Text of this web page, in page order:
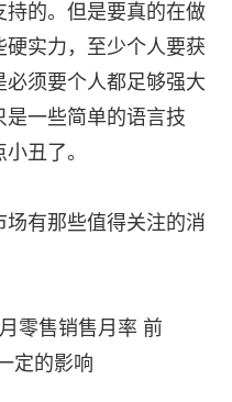
的。但是要真的在做
实力，至少个人要获
须要个人都足够强大
是一些简单的语言技
丑了。
有那些值得关注的消
零售销售月率 前
定的影响